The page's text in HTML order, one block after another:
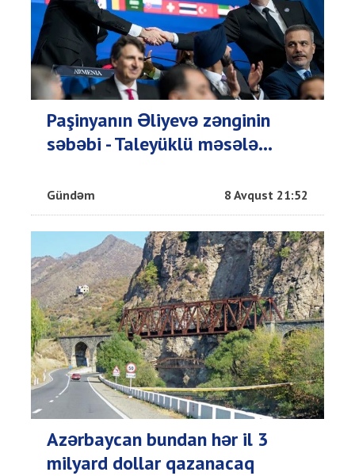
Paşinyanın Əliyevə zənginin
səbəbi - Taleyüklü məsələ...
Gündəm 8 Avqust 21:52
Azərbaycan bundan hər il 3
milyard dollar qazanacaq